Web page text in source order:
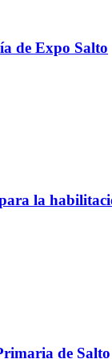
de Expo Salto
la
de Salto